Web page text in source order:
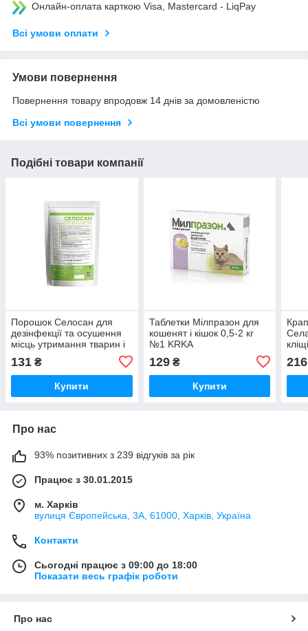
Онлайн-оплата карткою Visa, Mastercard - LiqPay
Всі умови оплати
Умови повернення
Повернення товару впродовж 14 днів за домовленістю
Всі умови повернення
Подібні товари компанії
Порошок Селосан для
дезінфекції та осушення
місць утримання тварин і
131 ₴
Купити
Таблетки Мілпразон для
кошенят і кішок 0,5-2 кг
№1 KRKA
129₴
Купити
216
Про нас
93% позитивних з 239 відгуків за рік
Працює з 30.01.2015
м. Харків
вулиця Європейська, 3А, 61000, Харків, Україна
Контакти
Сьогодні працює з 09:00 до 18:00
Показати весь графік роботи
Про нас